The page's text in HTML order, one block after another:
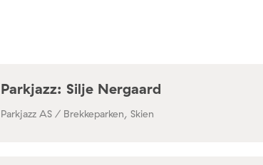
Parkjazz: Silje Nergaard
Parkjazz AS / Brekkeparken, Skien